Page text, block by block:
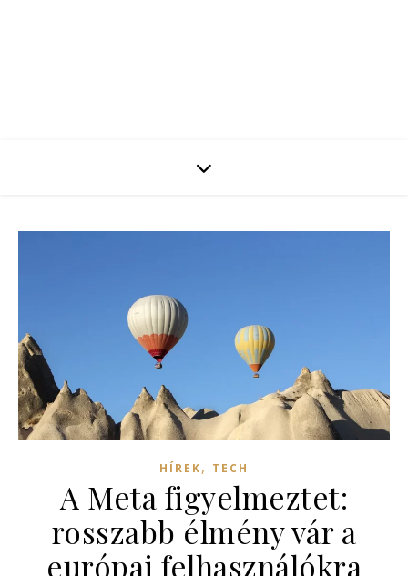
HÍREK, TECH
A Meta figyelmeztet:
rosszabb élmény vár a
európai felhasználókra